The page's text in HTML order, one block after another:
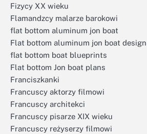
Fizycy XX wieku
Flamandzcy malarze barokowi
flat bottom aluminum jon boat
Flat bottom aluminum jon boat design
flat bottom boat blueprints
Flat bottom Jon boat plans
Franciszkanki
Francuscy aktorzy filmowi
Francuscy architekci
Francuscy pisarze XIX wieku
Francuscy reżyserzy filmowi